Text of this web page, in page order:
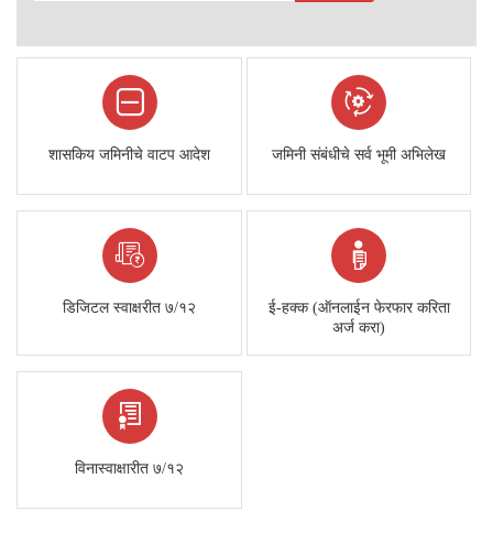
शासकिय जमिनीचे वाटप आदेश जमिनी संबंधीचे सर्व भूमी अभिलेख
डिजिटल स्वाक्षरीत ७/१२
ई-हक्‍क (ऑनलाईन फेरफार करिता
अर्ज करा)
विनास्वाक्षारीत ७/१२